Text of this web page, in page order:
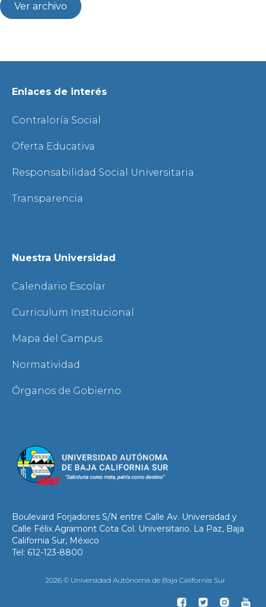
Ver archivo
Enlaces de interés
Contraloría Social
Oferta Educativa
Responsabilidad Social Universitaria
Transparencia
Nuestra Universidad
Calendario Escolar
Curriculum Institucional
Mapa del Campus
Normatividad
Órganos de Gobierno
Boulevard Forjadores S/N entre Calle Av. Universidad y
Calle Félix Agramont Cota Col. Universitario. La Paz, Baja
California Sur, México
Tel: 612-123-8800
2026 © Universidad Autónoma de Baja California Sur